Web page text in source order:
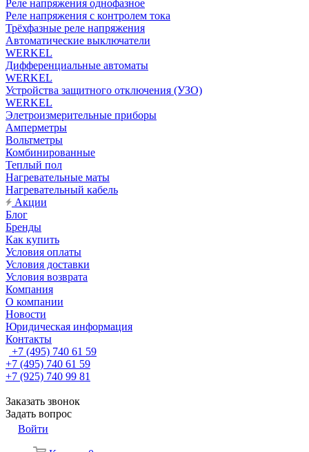
Реле напряжения однофазное
Реле напряжения с контролем тока
Трёхфазные реле напряжения
Автоматические выключатели
WERKEL
Дифференциальные автоматы
WERKEL
Устройства защитного отключения (УЗО)
WERKEL
Элетроизмерительные приборы
Амперметры
Вольтметры
Комбинированные
Теплый пол
Нагревательные маты
Нагревательный кабель
Акции
Блог
Бренды
Как купить
Условия оплаты
Условия доставки
Условия возврата
Компания
О компании
Новости
Юридическая информация
Контакты
+7 (495) 740 61 59
+7 (495) 740 61 59
+7 (925) 740 99 81
Заказать звонок
Задать вопрос
Войти